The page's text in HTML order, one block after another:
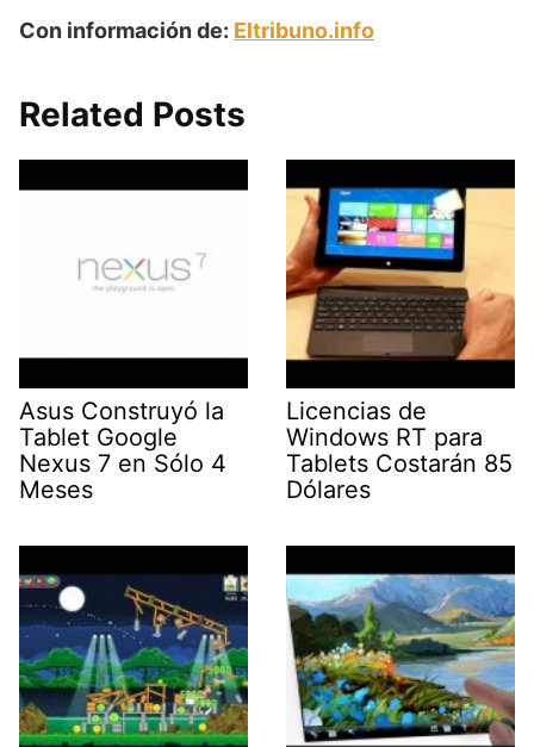
Con información de: Eltribuno.info
Related Posts
Asus Construyó la
Tablet Google
Nexus 7 en Sólo 4
Meses
Licencias de
Windows RT para
Tablets Costarán 85
Dólares